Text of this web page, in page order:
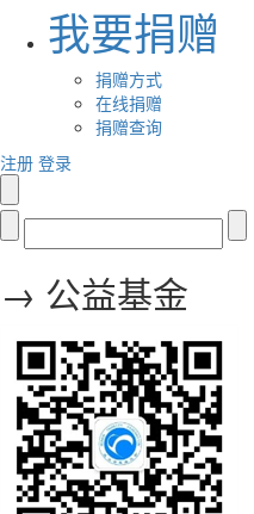
我要捐赠
捐赠方式
在线捐赠
捐赠查询
注册 登录
→ 公益基金